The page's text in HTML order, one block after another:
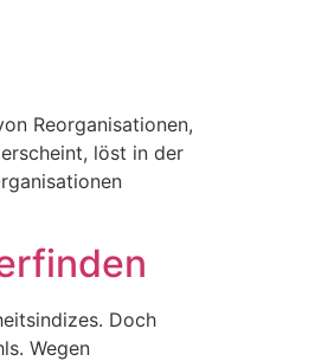
Reorganisationen,
löst in der
Doch
Wegen